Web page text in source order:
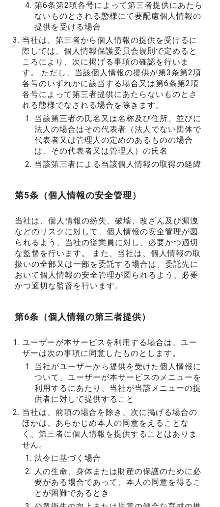
第6条第2項各号によって第三者提供にあたら
ないものとされる態様にて要配慮個人情報の
提供を受ける場合
当社は、第三者から個人情報の提供を受けるに
際しては、個人情報保護委員会規則で定めると
ころにより、次に掲げる事項の確認を行いま
す。 ただし、当該個人情報の提供が第3条第2項
各号のいずれかに該当する場合又は第6条第2項
各号によって第三者提供にあたらないものとさ
れる態様でなされる場合を除きます。
当該第三者の氏名又は名称及び住所、並びに
法人の場合はその代表者（法人でない団体で
代表者又は管理人の定めのあるものの場合
は、その代表者又は管理人）の氏名
当該第三者による当該個人情報の取得の経緯
第5条（個人情報の安全管理）
当社は、個人情報の紛失、破壊、改ざん及び漏洩
などのリスクに対して、個人情報の安全管理が図
られるよう、当社の従業員に対し、必要かつ適切
な監督を行います。 また、当社は、個人情報の取
扱いの全部又は一部を委託する場合は、委託先に
おいて個人情報の安全管理が図られるよう、必要
かつ適切な監督を行います。
第6条（個人情報の第三者提供）
ユーザーが本サービスを利用する場合は、ユー
ザーは次の事項に同意したものとします。
当社がユーザーから提供を受けた個人情報に
ついて、ユーザーが本サービスのメニューを
利用するにあたり、当社が当該メニューの提
供者に対して提供すること
当社は、前項の場合を除き、次に掲げる場合の
ほかは、あらかじめ本人の同意をえることな
く、第三者に個人情報を提供することはありま
せん。
法令に基づく場合
人の生命、身体または財産の保護のために必
要がある場合であって、本人の同意を得るこ
とが困難であるとき